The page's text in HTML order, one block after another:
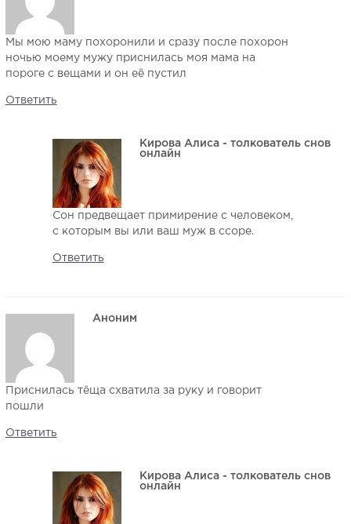
Мы мою маму похоронили и сразу после похорон
ночью моему мужу приснилась моя мама на
пороге с вещами и он её пустил
Ответить
Кирова Алиса - толкователь снов
онлайн
Сон предвещает примирение с человеком,
с которым вы или ваш муж в ссоре.
Ответить
Аноним
Приснилась тёща схватила за руку и говорит
пошли
Ответить
Кирова Алиса - толкователь снов
онлайн